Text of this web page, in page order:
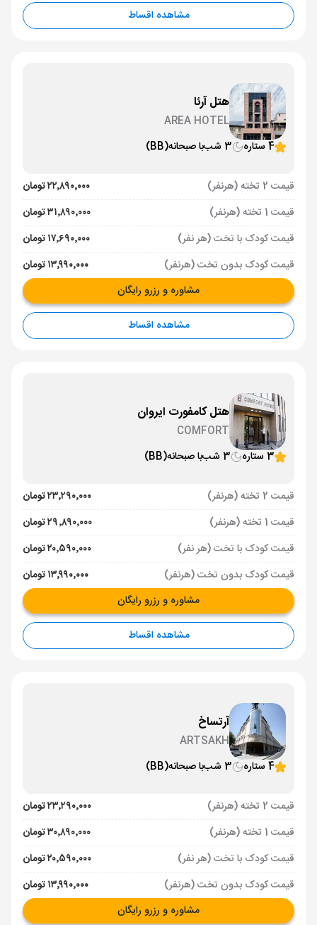
مشاهده اقساط
هتل آرئا
AREA HOTEL
4 ستاره
3 شب با صبحانه(BB)
قیمت 2 تخته (هرنفر)
۲۲٬۸۹۰٬۰۰۰ تومان
قیمت 1 تخته (هرنفر)
۳۱٬۸۹۰٬۰۰۰ تومان
قیمت کودک با تخت (هر نفر)
۱۷٬۶۹۰٬۰۰۰ تومان
قیمت کودک بدون تخت (هرنفر)
۱۳٬۹۹۰٬۰۰۰ تومان
مشاوره و رزرو رایگان
مشاهده اقساط
هتل کامفورت ایروان
COMFORT
3 ستاره
3 شب با صبحانه(BB)
قیمت 2 تخته (هرنفر)
۲۳٬۲۹۰٬۰۰۰ تومان
قیمت 1 تخته (هرنفر)
۲۹٬۸۹۰٬۰۰۰ تومان
قیمت کودک با تخت (هر نفر)
۲۰٬۵۹۰٬۰۰۰ تومان
قیمت کودک بدون تخت (هرنفر)
۱۳٬۹۹۰٬۰۰۰ تومان
مشاوره و رزرو رایگان
مشاهده اقساط
آرتساخ
ARTSAKH
4 ستاره
3 شب با صبحانه(BB)
قیمت 2 تخته (هرنفر)
۲۳٬۲۹۰٬۰۰۰ تومان
قیمت 1 تخته (هرنفر)
۳۰٬۸۹۰٬۰۰۰ تومان
قیمت کودک با تخت (هر نفر)
۲۰٬۵۹۰٬۰۰۰ تومان
قیمت کودک بدون تخت (هرنفر)
۱۳٬۹۹۰٬۰۰۰ تومان
مشاوره و رزرو رایگان